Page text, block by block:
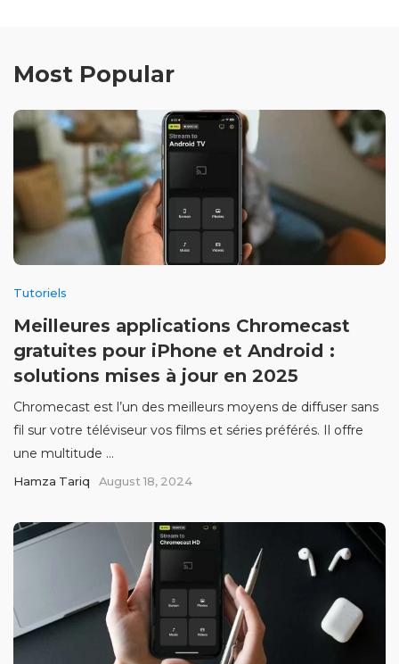
Most Popular
Tutoriels
Meilleures applications Chromecast
gratuites pour iPhone et Android :
solutions mises à jour en 2025
Chromecast est l’un des meilleurs moyens de diffuser sans
fil sur votre téléviseur vos films et séries préférés. Il offre
une multitude ...
Hamza Tariq August 18, 2024